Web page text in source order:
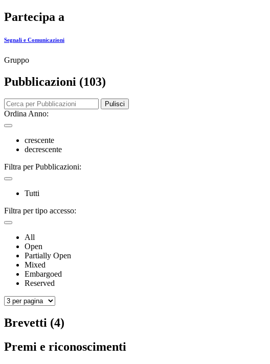
Partecipa a
Segnali e Comunicazioni
Gruppo
Pubblicazioni (103)
Pulisci
Ordina Anno:
crescente
decrescente
Filtra per Pubblicazioni:
Tutti
Filtra per tipo accesso:
All
Open
Partially Open
Mixed
Embargoed
Reserved
Brevetti (4)
Premi e riconoscimenti